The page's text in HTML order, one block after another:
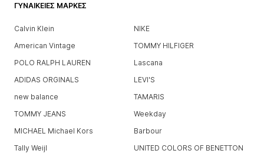
ΓΥΝΑΙΚΕΊΕΣ ΜΆΡΚΕΣ
Calvin Klein
NIKE
American Vintage
TOMMY HILFIGER
POLO RALPH LAUREN
Lascana
ADIDAS ORGINALS
LEVI'S
new balance
TAMARIS
TOMMY JEANS
Weekday
MICHAEL Michael Kors
Barbour
Tally Weijl
UNITED COLORS OF BENETTON